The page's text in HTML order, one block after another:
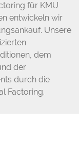
für KMU
entwickeln wir
Unsere
dem
der
durch die
Factoring.